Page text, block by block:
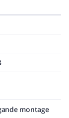
montage